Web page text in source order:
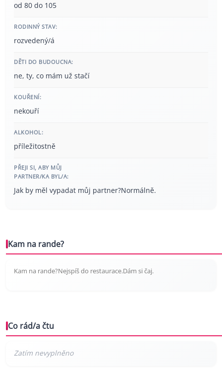
od 80 do 105
RODINNÝ STAV:
rozvedený/á
DĚTI DO BUDOUCNA:
ne, ty, co mám už stačí
KOUŘENÍ:
nekouří
ALKOHOL:
příležitostně
PŘEJI SI, ABY MŮJ
PARTNER/KA BYL/A:
Jak by měl vypadat můj partner?Normálně.
Kam na rande?
Kam na rande?Nejspíš do restaurace.Dám si čaj.
Co rád/a čtu